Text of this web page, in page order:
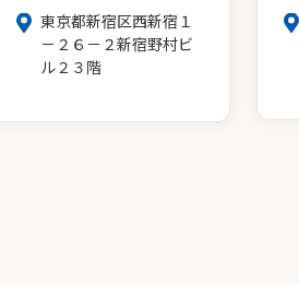
東京都新宿区西新宿１
－２６－２新宿野村ビ
ル２３階